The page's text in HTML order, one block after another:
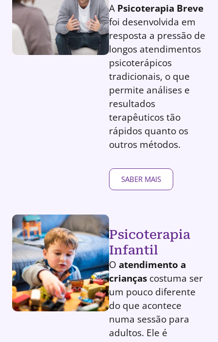
A Psicoterapia Breve
foi desenvolvida em
resposta a pressão de
longos atendimentos
psicoterápicos
tradicionais, o que
permite análises e
resultados
terapêuticos tão
rápidos quanto os
outros métodos.
SABER MAIS
Psicoterapia
Infantil
O atendimento a
crianças costuma ser
um pouco diferente
do que acontece
numa sessão para
adultos. Ele é